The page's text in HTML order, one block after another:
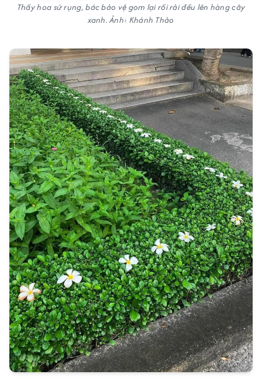
Thấy hoa sứ rụng, bác bảo vệ gom lại rồi rải đều lên hàng cây
xanh. Ảnh: Khánh Thảo